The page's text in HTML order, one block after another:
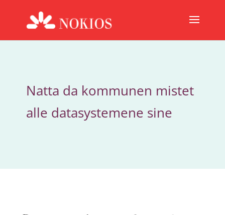
Natta da kommunen mistet
alle datasystemene sine